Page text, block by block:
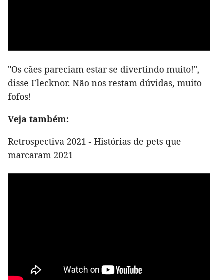
"Os cães pareciam estar se divertindo muito!",
disse Flecknor. Não nos restam dúvidas, muito
fofos!
Veja também:
Retrospectiva 2021 - Histórias de pets que
marcaram 2021